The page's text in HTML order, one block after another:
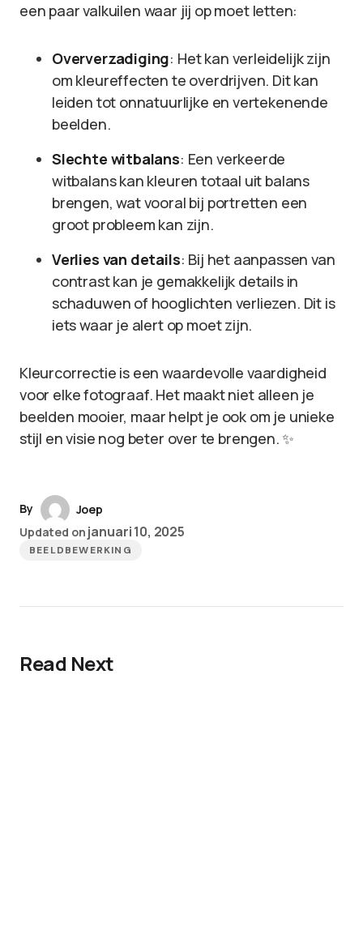
een paar valkuilen waar jij op moet letten:
Oververzadiging: Het kan verleidelijk zijn
om kleureffecten te overdrijven. Dit kan
leiden tot onnatuurlijke en vertekenende
beelden.
Slechte witbalans: Een verkeerde
witbalans kan kleuren totaal uit balans
brengen, wat vooral bij portretten een
groot probleem kan zijn.
Verlies van details: Bij het aanpassen van
contrast kan je gemakkelijk details in
schaduwen of hooglichten verliezen. Dit is
iets waar je alert op moet zijn.
Kleurcorrectie is een waardevolle vaardigheid
voor elke fotograaf. Het maakt niet alleen je
beelden mooier, maar helpt je ook om je unieke
stijl en visie nog beter over te brengen. ✨
By
Joep
Updated on januari 10, 2025
BEELDBEWERKING
Read Next